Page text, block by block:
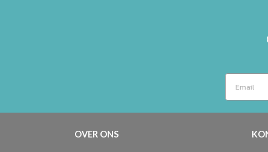
OVER ONS